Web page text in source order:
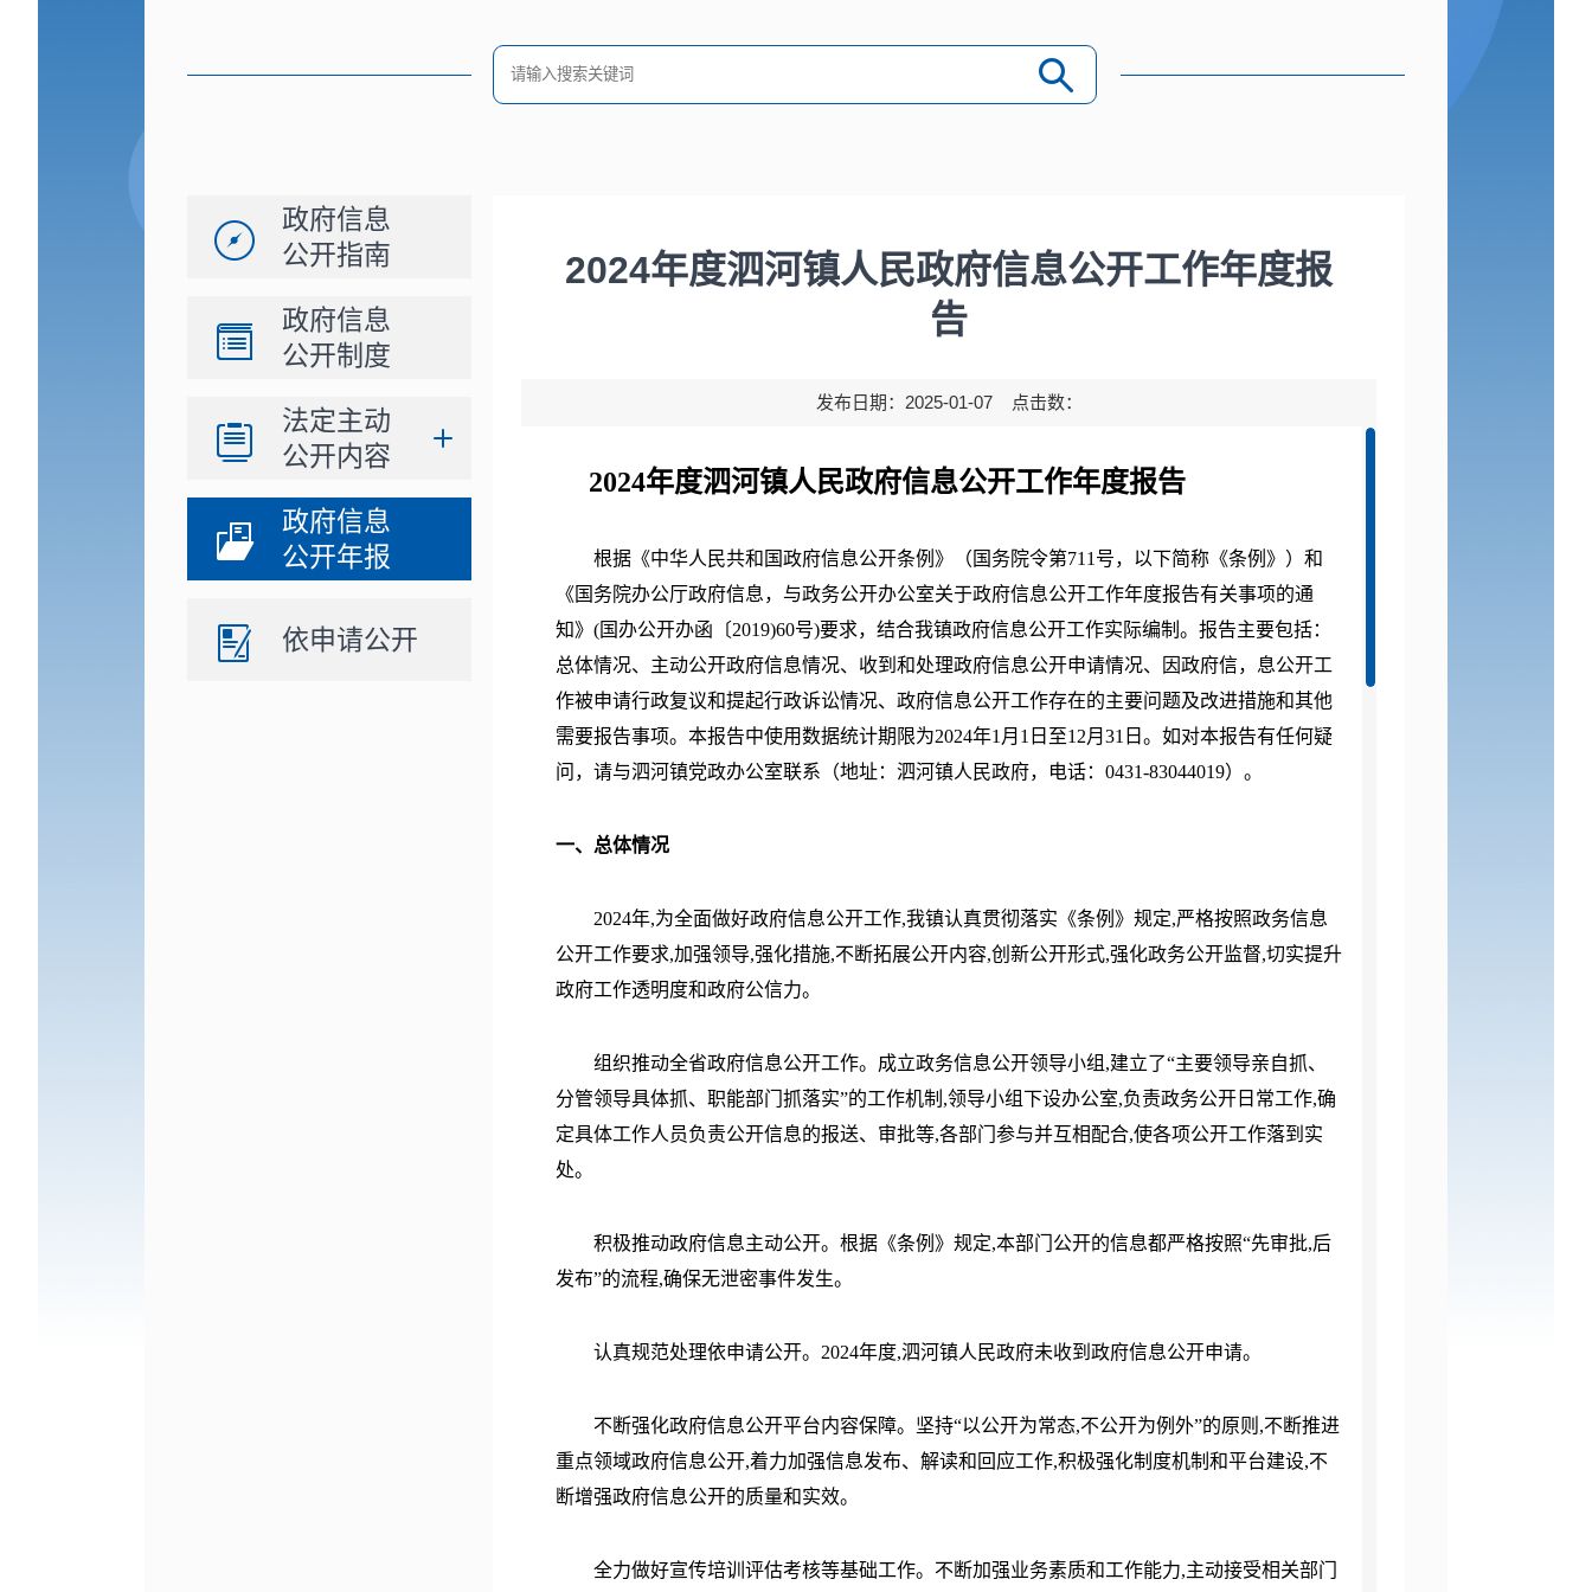
政府信息
公开指南
政府信息
公开制度
法定主动
公开内容
政府信息
公开年报
依申请公开
2024年度泗河镇人民政府信息公开工作年度报
告
发布日期：2025-01-07 点击数：
2024年度泗河镇人民政府信息公开工作年度报告
根据《中华人民共和国政府信息公开条例》（国务院令第711号，以下简称《条例》）和
《国务院办公厅政府信息，与政务公开办公室关于政府信息公开工作年度报告有关事项的通
知》(国办公开办函〔2019)60号)要求，结合我镇政府信息公开工作实际编制。报告主要包括：
总体情况、主动公开政府信息情况、收到和处理政府信息公开申请情况、因政府信，息公开工
作被申请行政复议和提起行政诉讼情况、政府信息公开工作存在的主要问题及改进措施和其他
需要报告事项。本报告中使用数据统计期限为2024年1月1日至12月31日。如对本报告有任何疑
问，请与泗河镇党政办公室联系（地址：泗河镇人民政府，电话：0431-83044019）。
一、总体情况
2024年,为全面做好政府信息公开工作,我镇认真贯彻落实《条例》规定,严格按照政务信息
公开工作要求,加强领导,强化措施,不断拓展公开内容,创新公开形式,强化政务公开监督,切实提升
政府工作透明度和政府公信力。
组织推动全省政府信息公开工作。成立政务信息公开领导小组 ,建立了“主要领导亲自抓、
分管领导具体抓、职能部门抓落实”的工作机制,领导小组下设办公室,负责政务公开日常工作,确
定具体工作人员负责公开信息的报送、审批等,各部门参与并互相配合,使各项公开工作落到实
处。
积极推动政府信息主动公开。根据《条例》规定,本部门公开的信息都严格按照“先审批,后
发布”的流程,确保无泄密事件发生。
认真规范处理依申请公开。 2024年度,泗河镇人民政府未收到政府信息公开申请。
不断强化政府信息公开平台内容保障。坚持“以公开为常态,不公开为例外”的原则,不断推进
重点领域政府信息公开,着力加强信息发布、解读和回应工作,积极强化制度机制和平台建设,不
断增强政府信息公开的质量和实效。
全力做好宣传培训评估考核等基础工作。不断加强业务素质和工作能力,主动接受相关部门